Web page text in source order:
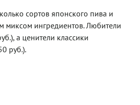
сортов японского пива и
миксом ингредиентов. Любители
а ценители классики
руб.).